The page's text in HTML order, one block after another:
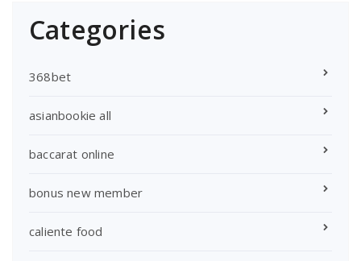
Categories
368bet
asianbookie all
baccarat online
bonus new member
caliente food